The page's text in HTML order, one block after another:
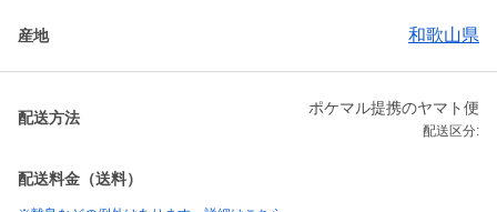
産地 和歌山県
配送方法
ポケマル提携のヤマト便
配送区分:
配送料金（送料）